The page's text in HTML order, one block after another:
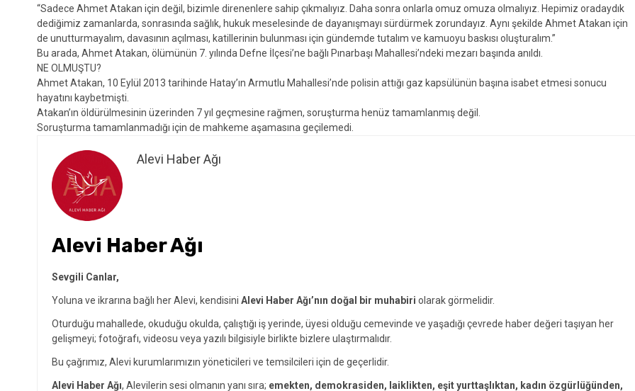
“Sadece Ahmet Atakan için değil, bizimle direnenlere sahip çıkmalıyız. Daha sonra onlarla omuz omuza olmalıyız. Hepimiz oradaydık
dediğimiz zamanlarda, sonrasında sağlık, hukuk meselesinde de dayanışmayı sürdürmek zorundayız. Aynı şekilde Ahmet Atakan için
de unutturmayalım, davasının açılması, katillerinin bulunması için gündemde tutalım ve kamuoyu baskısı oluşturalım.”
Bu arada, Ahmet Atakan, ölümünün 7. yılında Defne İlçesi’ne bağlı Pınarbaşı Mahallesi’ndeki mezarı başında anıldı.
NE OLMUŞTU?
Ahmet Atakan, 10 Eylül 2013 tarihinde Hatay’ın Armutlu Mahallesi’nde polisin attığı gaz kapsülünün başına isabet etmesi sonucu
hayatını kaybetmişti.
Atakan’ın öldürülmesinin üzerinden 7 yıl geçmesine rağmen, soruşturma henüz tamamlanmış değil.
Soruşturma tamamlanmadığı için de mahkeme aşamasına geçilemedi.
Alevi Haber Ağı
Alevi Haber Ağı
Sevgili Canlar,
Yoluna ve ikrarına bağlı her Alevi, kendisini Alevi Haber Ağı’nın doğal bir muhabiri olarak görmelidir.
Oturduğu mahallede, okuduğu okulda, çalıştığı iş yerinde, üyesi olduğu cemevinde ve yaşadığı çevrede haber değeri taşıyan her
gelişmeyi; fotoğrafı, videosu veya yazılı bilgisiyle birlikte bizlere ulaştırmalıdır.
Bu çağrımız, Alevi kurumlarımızın yöneticileri ve temsilcileri için de geçerlidir.
Alevi Haber Ağı, Alevilerin sesi olmanın yanı sıra; emekten, demokrasiden, laiklikten, eşit yurttaşlıktan, kadın özgürlüğünden,